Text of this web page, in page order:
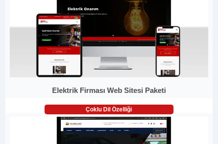
Elektrik Firması Web Sitesi Paketi
Çoklu Dil Özelliği